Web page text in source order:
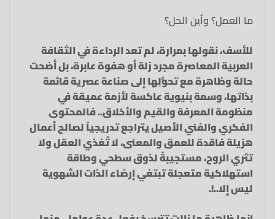
ما العمل؟ وأين الحل؟
للأسف، نقولها بمرارة، لم تعد الرداءة في الثقافة
العربية المعاصرة مجرد زلة أو هفوة عابرة، بل أضحت
حالة وظاهرة مع تحوُّلِها إلى صناعة عصرية قائمة
بذاتها، وسمة بنيوية عاكسة لأزمة عميقة في
منظومة المعرفة والقيم والأخلاق.. فالمحتوى
الفكري والفني الأصيل يتراجع تدريجياً لصالح أعمال
هزيلة فاقدة للعمق والمعنى، لا تُغذي العقل ولا
تثري الروح، مستجيبةً لذوق سطحي وطاقة
استهلاكية متعجلة تبتغي إرضاء الذات الشهوية
ليس إلا..!.